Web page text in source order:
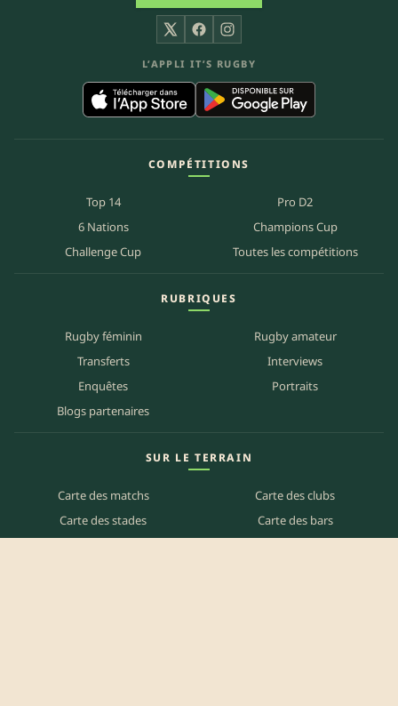
X FacebookInstagram
L’APPLI IT’S RUGBY
COMPÉTITIONS
Top 14
Pro D2
6 Nations
Champions Cup
Challenge Cup
Toutes les compétitions
RUBRIQUES
Rugby féminin
Rugby amateur
Transferts
Interviews
Enquêtes
Portraits
Blogs partenaires
SUR LE TERRAIN
Carte des matchs
Carte des clubs
Carte des stades
Carte des bars